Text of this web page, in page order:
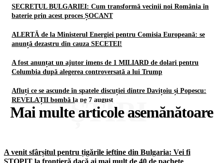
SECRETUL BULGARIEI: Cum transformă vecinii noi România în
baterie prin acest proces ȘOCANT
ALERTĂ de la Ministerul Energiei pentru Comisia Europeană: se
anunță dezastru din cauza SECETEI!
A fost anunțat un ajutor imens de 1 MILIARD de dolari pentru
Columbia după alegerea controversată a lui Trump
Afluți ce se ascunde în spatele discuției dintre Davițoiu și Popescu:
REVELAȚII bombă la pe 7 august
Mai multe articole asemănătoare
ȘTIRI
A venit sfârșitul pentru țigările ieftine din Bulgaria: Vei fi